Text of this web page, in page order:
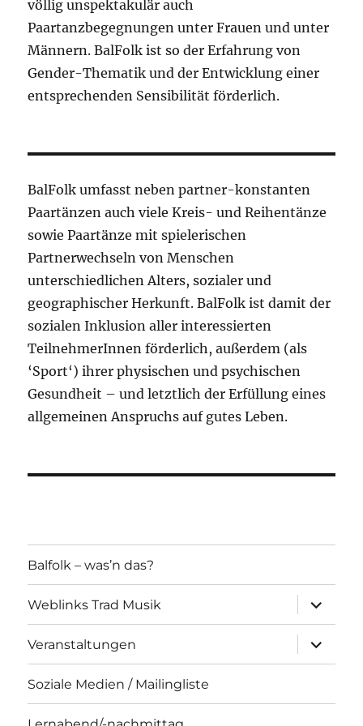
völlig unspektakulär auch
Paartanzbegegnungen unter Frauen und unter
Männern. BalFolk ist so der Erfahrung von
Gender-Thematik und der Entwicklung einer
entsprechenden Sensibilität förderlich.
BalFolk umfasst neben partner-konstanten
Paartänzen auch viele Kreis- und Reihentänze
sowie Paartänze mit spielerischen
Partnerwechseln von Menschen
unterschiedlichen Alters, sozialer und
geographischer Herkunft. BalFolk ist damit der
sozialen Inklusion aller interessierten
TeilnehmerInnen förderlich, außerdem (als
‘Sport‘) ihrer physischen und psychischen
Gesundheit – und letztlich der Erfüllung eines
allgemeinen Anspruchs auf gutes Leben.
Balfolk – was’n das?
Weblinks Trad Musik
öffnen
Veranstaltungen
öffnen
Soziale Medien / Mailingliste